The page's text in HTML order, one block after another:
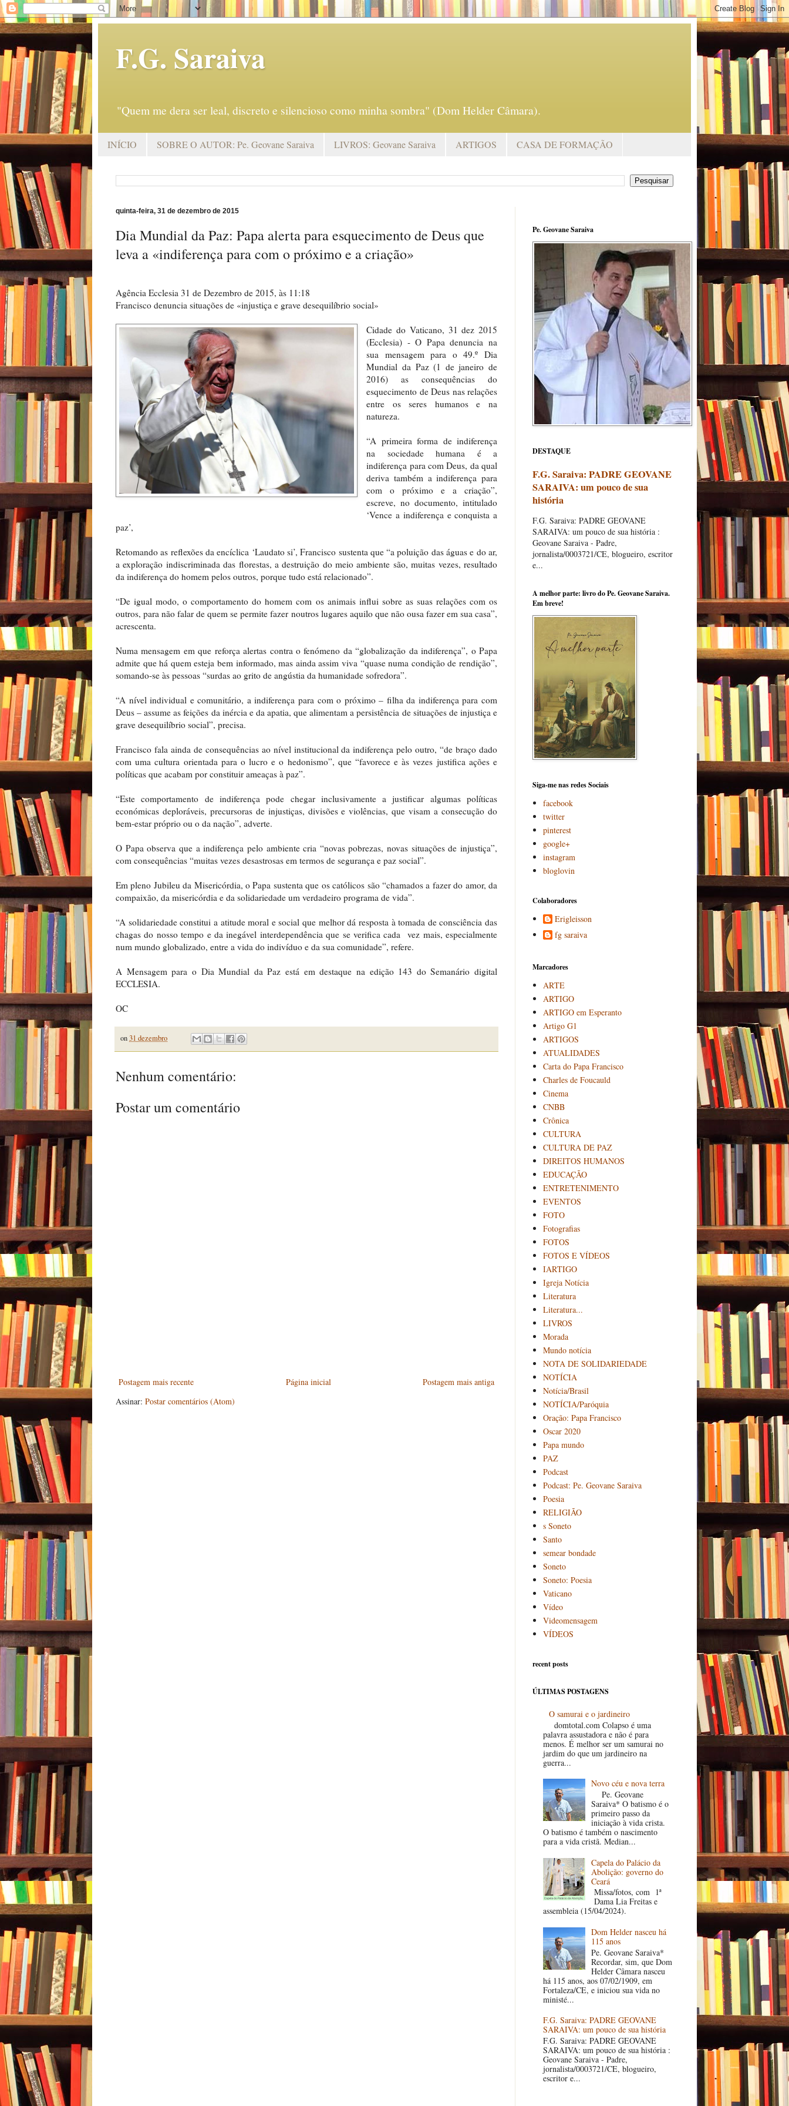
F.G. Saraiva
"Quem me dera ser leal, discreto e silencioso como minha sombra" (Dom Helder Câmara).
INÍCIO SOBRE O AUTOR: Pe. Geovane Saraiva LIVROS: Geovane Saraiva ARTIGOS CASA DE FORMAÇÃO
quinta-feira, 31 de dezembro de 2015
Dia Mundial da Paz: Papa alerta para esquecimento de Deus que
leva a «indiferença para com o próximo e a criação»
Agência Ecclesia 31 de Dezembro de 2015, às 11:18
Francisco denuncia situações de «injustiça e grave desequilíbrio social»
Cidade do Vaticano, 31 dez 2015
(Ecclesia) - O Papa denuncia na
sua mensagem para o 49.º Dia
Mundial da Paz (1 de janeiro de
2016) as consequências do
esquecimento de Deus nas relações
entre os seres humanos e na
natureza.
“A primeira forma de indiferença
na sociedade humana é a
indiferença para com Deus, da qual
deriva também a indiferença para
com o próximo e a criação”,
escreve, no documento, intitulado
‘Vence a indiferença e conquista a
paz’,
Retomando as reflexões da encíclica ‘Laudato si’, Francisco sustenta que “a poluição das águas e do ar,
a exploração indiscriminada das florestas, a destruição do meio ambiente são, muitas vezes, resultado
da indiferença do homem pelos outros, porque tudo está relacionado”.
“De igual modo, o comportamento do homem com os animais influi sobre as suas relações com os
outros, para não falar de quem se permite fazer noutros lugares aquilo que não ousa fazer em sua casa”,
acrescenta.
Numa mensagem em que reforça alertas contra o fenómeno da “globalização da indiferença”, o Papa
admite que há quem esteja bem informado, mas ainda assim viva “quase numa condição de rendição”,
somando-se às pessoas “surdas ao grito de angústia da humanidade sofredora”.
“A nível individual e comunitário, a indiferença para com o próximo – filha da indiferença para com
Deus – assume as feições da inércia e da apatia, que alimentam a persistência de situações de injustiça e
grave desequilíbrio social”, precisa.
Francisco fala ainda de consequências ao nível institucional da indiferença pelo outro, “de braço dado
com uma cultura orientada para o lucro e o hedonismo”, que “favorece e às vezes justifica ações e
políticas que acabam por constituir ameaças à paz”.
“Este comportamento de indiferença pode chegar inclusivamente a justificar algumas políticas
económicas deploráveis, precursoras de injustiças, divisões e violências, que visam a consecução do
bem-estar próprio ou o da nação”, adverte.
O Papa observa que a indiferença pelo ambiente cria “novas pobrezas, novas situações de injustiça”,
com consequências “muitas vezes desastrosas em termos de segurança e paz social”.
Em pleno Jubileu da Misericórdia, o Papa sustenta que os católicos são “chamados a fazer do amor, da
compaixão, da misericórdia e da solidariedade um verdadeiro programa de vida”.
“A solidariedade constitui a atitude moral e social que melhor dá resposta à tomada de consciência das
chagas do nosso tempo e da inegável interdependência que se verifica cada vez mais, especialmente
num mundo globalizado, entre a vida do indivíduo e da sua comunidade”, refere.
A Mensagem para o Dia Mundial da Paz está em destaque na edição 143 do Semanário digital
ECCLESIA.
OC
on31 dezembro
Nenhum comentário:
Postar um comentário
Postagem mais recente Postagem mais antiga
Página inicial
Assinar: Postar comentários (Atom)
Pe. Geovane Saraiva
DESTAQUE
F.G. Saraiva: PADRE GEOVANE
SARAIVA: um pouco de sua
história
F.G. Saraiva: PADRE GEOVANE
SARAIVA: um pouco de sua história :
Geovane Saraiva - Padre,
jornalista/0003721/CE, blogueiro, escritor
e...
A melhor parte: livro do Pe. Geovane Saraiva.
Em breve!
Siga-me nas redes Sociais
facebook
twitter
pinterest
google+
instagram
bloglovin
Colaboradores
Erigleisson
fg saraiva
Marcadores
ARTE
ARTIGO
ARTIGO em Esperanto
Artigo G1
ARTIGOS
ATUALIDADES
Carta do Papa Francisco
Charles de Foucauld
Cinema
CNBB
Crônica
CULTURA
CULTURA DE PAZ
DIREITOS HUMANOS
EDUCAÇÃO
ENTRETENIMENTO
EVENTOS
FOTO
Fotografias
FOTOS
FOTOS E VÍDEOS
IARTIGO
Igreja Notícia
Literatura
Literatura...
LIVROS
Morada
Mundo notícia
NOTA DE SOLIDARIEDADE
NOTÍCIA
Notícia/Brasil
NOTÍCIA/Paróquia
Oração: Papa Francisco
Oscar 2020
Papa mundo
PAZ
Podcast
Podcast: Pe. Geovane Saraiva
Poesia
RELIGIÃO
s Soneto
Santo
semear bondade
Soneto
Soneto: Poesia
Vaticano
Vídeo
Videomensagem
VÍDEOS
recent posts
ÚLTIMAS POSTAGENS
O samurai e o jardineiro
domtotal.com Colapso é uma
palavra assustadora e não é para
menos. É melhor ser um samurai no
jardim do que um jardineiro na
guerra...
Novo céu e nova terra
Pe. Geovane
Saraiva* O batismo é o
primeiro passo da
iniciação à vida crista.
O batismo é também o nascimento
para a vida cristã. Median...
Capela do Palácio da
Abolição: governo do
Ceará
Missa/fotos, com 1ª
Dama Lia Freitas e
assembleia (15/04/2024).
Dom Helder nasceu há
115 anos
Pe. Geovane Saraiva*
Recordar, sim, que Dom
Helder Câmara nasceu
há 115 anos, aos 07/02/1909, em
Fortaleza/CE, e iniciou sua vida no
ministé...
F.G. Saraiva: PADRE GEOVANE
SARAIVA: um pouco de sua história
F.G. Saraiva: PADRE GEOVANE
SARAIVA: um pouco de sua história :
Geovane Saraiva - Padre,
jornalista/0003721/CE, blogueiro,
escritor e...